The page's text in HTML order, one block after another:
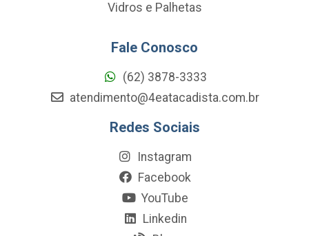
Vidros e Palhetas
Fale Conosco
(62) 3878-3333
atendimento@4eatacadista.com.br
Redes Sociais
Instagram
Facebook
YouTube
Linkedin